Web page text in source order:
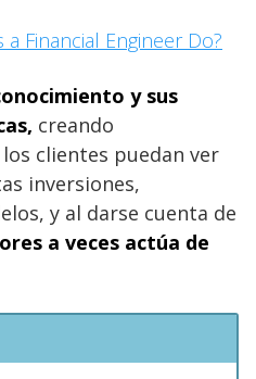
Financial Engineer Do?
y sus
creando
clientes puedan ver
inversiones,
y al darse cuenta de
a veces actúa de